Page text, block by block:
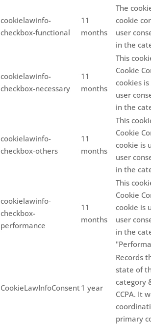
cookielawinfo-
checkbox-functional
11
months
The
cookie
user
in the
cookielawinfo-
checkbox-necessary
11
months
This
Cookie
cookies
user
in the
cookielawinfo-
checkbox-others
11
months
This
Cookie
cookie is
user
in the
cookielawinfo-
checkbox-
performance
11
months
This
Cookie
cookie is
user
in the
CookieLawInfoConsent1 year
Records
state of
category
CCPA. It
primary